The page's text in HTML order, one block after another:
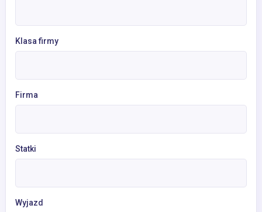
Klasa firmy
Firma
Statki
Wyjazd